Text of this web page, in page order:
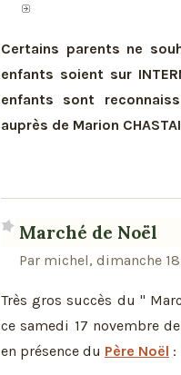
Certains parents ne
enfants soient sur
enfants sont
auprès de Marion
Marché de Noël
Par michel, dimanche
Très gros succès du "
ce samedi 17 novembre
en présence du Père Noël :